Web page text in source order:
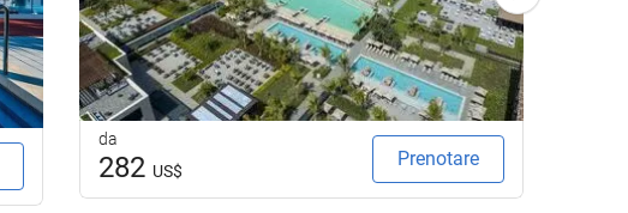
da
282 US$
Prenotare